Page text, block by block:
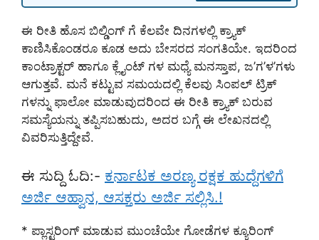
ಈ ರೀತಿ ಹೊಸ ಬಿಲ್ಡಿಂಗ್ ಗೆ ಕೆಲವೇ ದಿನಗಳಲ್ಲಿ ಕ್ರ್ಯಾಕ್
ಕಾಣಿಸಿಕೊಂಡರೂ ಕೂಡ ಅದು ಬೇಸರದ ಸಂಗತಿಯೇ. ಇದರಿಂದ
ಕಾಂಟ್ರಾಕ್ಟರ್ ಹಾಗೂ ಕ್ಲೈಂಟ್ ಗಳ ಮಧ್ಯೆ ಮನಸ್ತಾಪ, ಜ’ಗ’ಳ’ಗಳು
ಆಗುತ್ತವೆ. ಮನೆ ಕಟ್ಟುವ ಸಮಯದಲ್ಲಿ ಕೆಲವು ಸಿಂಪಲ್ ಟ್ರಿಕ್
ಗಳನ್ನು ಫಾಲೋ ಮಾಡುವುದರಿಂದ ಈ ರೀತಿ ಕ್ರ್ಯಾಕ್ ಬರುವ
ಸಮಸ್ಯೆಯನ್ನು ತಪ್ಪಿಸಬಹುದು, ಅದರ ಬಗ್ಗೆ ಈ ಲೇಖನದಲ್ಲಿ
ವಿವರಿಸುತ್ತಿದ್ದೇವೆ.
ಈ ಸುದ್ದಿ ಓದಿ:- ಕರ್ನಾಟಕ ಅರಣ್ಯ ರಕ್ಷಕ ಹುದ್ದೆಗಳಿಗೆ
ಅರ್ಜಿ ಆಹ್ವಾನ, ಆಸಕ್ತರು ಅರ್ಜಿ ಸಲ್ಲಿಸಿ.!
* ಪ್ಲಾಸ್ಟರಿಂಗ್ ಮಾಡುವ ಮುಂಚೆಯೇ ಗೋಡೆಗಳ ಕ್ಯೂರಿಂಗ್